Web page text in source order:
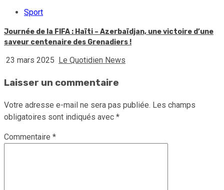
Sport
Journée de la FIFA : Haïti – Azerbaïdjan, une victoire d’une
saveur centenaire des Grenadiers !
23 mars 2025 Le Quotidien News
Laisser un commentaire
Votre adresse e-mail ne sera pas publiée. Les champs
obligatoires sont indiqués avec *
Commentaire *